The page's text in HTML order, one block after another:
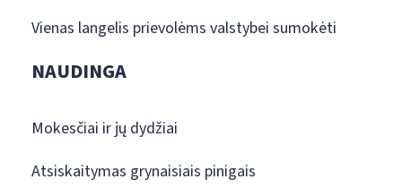
Vienas langelis prievolėms valstybei sumokėti
NAUDINGA
Mokesčiai ir jų dydžiai
Atsiskaitymas grynaisiais pinigais